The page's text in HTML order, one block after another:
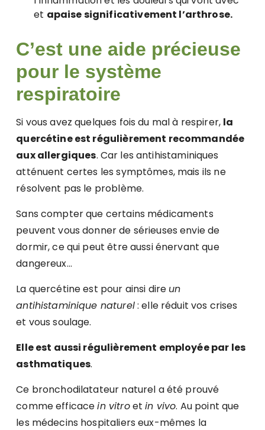
et apaise significativement l’arthrose.
C’est une aide précieuse
pour le système
respiratoire
Si vous avez quelques fois du mal à respirer, la
quercétine est régulièrement recommandée
aux allergiques. Car les antihistaminiques
atténuent certes les symptômes, mais ils ne
résolvent pas le problème.
Sans compter que certains médicaments
peuvent vous donner de sérieuses envie de
dormir, ce qui peut être aussi énervant que
dangereux…
La quercétine est pour ainsi dire un
antihistaminique naturel: elle réduit vos crises
et vous soulage.
Elle est aussi régulièrement employée par les
asthmatiques.
Ce bronchodilatateur naturel a été prouvé
comme efficacein vitroetin vivo. Au point que
les médecins hospitaliers eux-mêmes la